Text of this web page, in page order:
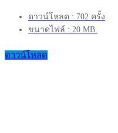
ดาวน์โหลด : 702 ครั้ง
ขนาดไฟล์ : 20 MB.
ดาวน์โหลด